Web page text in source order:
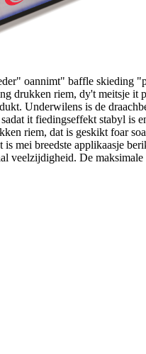
oannimt" baffle skieding
drukken riem, dy't meitsje it
Underwilens is de
it fiedingseffekt stabyl is
riem, dat is geskikt foar
mei breedste applikaasje
veelzijdigheid. De